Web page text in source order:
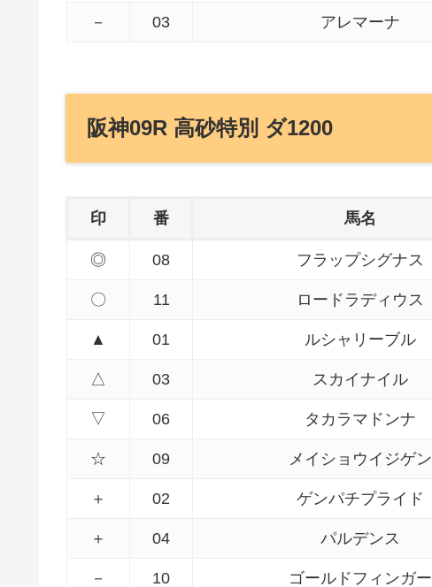
－ 03 アレマーナ
阪神09R 高砂特別 ダ1200
印 番 馬名
◎ 08 フラップシグナス
〇 11 ロードラディウス
▲ 01 ルシャリーブル
△ 03 スカイナイル
▽ 06 タカラマドンナ
☆ 09 メイショウイジゲン
＋ 02 ゲンパチプライド
＋ 04 パルデンス
－ 10 ゴールドフィンガー